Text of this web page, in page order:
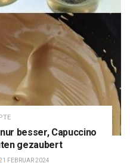
besser, Capuccino
gezaubert
FEBRUAR 2024